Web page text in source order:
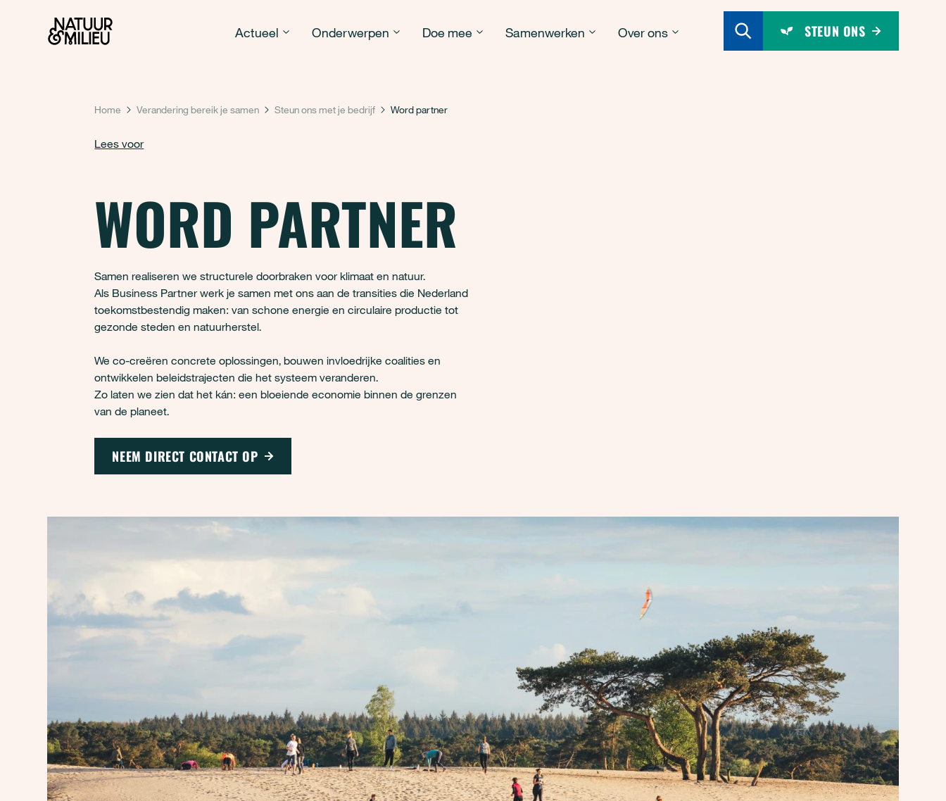
Natuur & Milieu homepage
Actueel Onderwerpen Doe mee Samenwerken Over ons STEUN ONS
Home Verandering bereik je samen Steun ons met je bedrijf Word partner
Lees voor
WORD PARTNER
Samen realiseren we structurele doorbraken voor klimaat en natuur.
Als Business Partner werk je samen met ons aan de transities die Nederland
toekomstbestendig maken: van schone energie en circulaire productie tot
gezonde steden en natuurherstel.
We co-creëren concrete oplossingen, bouwen invloedrijke coalities en
ontwikkelen beleidstrajecten die het systeem veranderen.
Zo laten we zien dat het kán: een bloeiende economie binnen de grenzen
van de planeet.
NEEM DIRECT CONTACT OP